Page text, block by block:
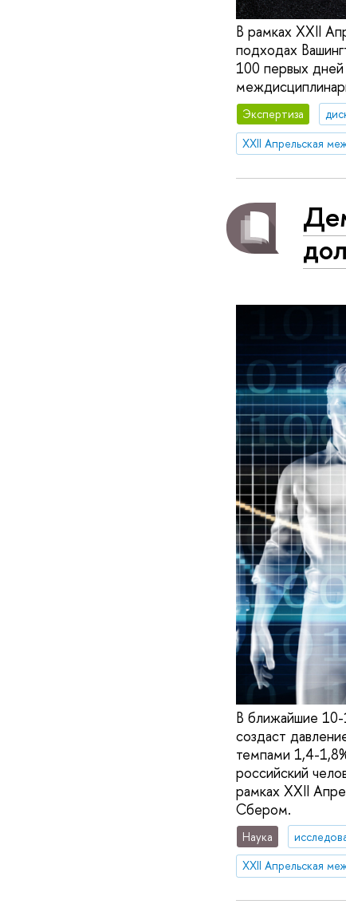
В рамках XXII
подходах
100 первых
Экспертиза
В ближайшие 10-
создаст
темпами 1,4-
российский
рамках XXII
Сбером.
Наука